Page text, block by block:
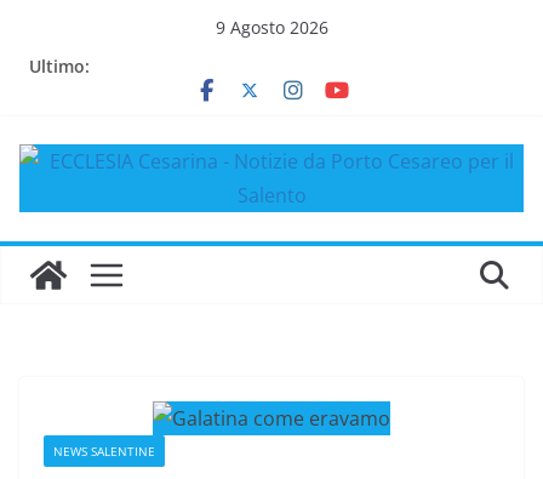
9 Agosto 2026
Ultimo:
NEWS SALENTINE